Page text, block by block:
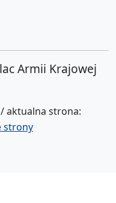
Armii Krajowej
/ aktualna strona:
strony